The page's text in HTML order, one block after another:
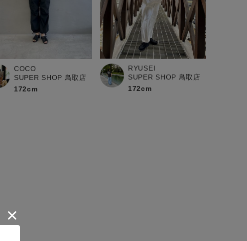
無料公式アプリダウンロード
COCO
SUPER SHOP 鳥取店
172cm
RYUSEI
SUPER SHOP 鳥取店
172cm